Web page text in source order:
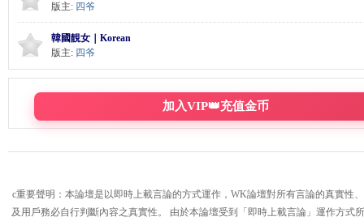
版主: 四爷
韓國靚女｜Korean
版主: 四爷
加入VIP👑充值金币
c重要聲明：本論壇是以即時上載言論的方式運作，WK論壇對所有言論的真實
及用戶務必自行判斷內容之真實性。 由於本論壇受到「即時上載言論」運作方